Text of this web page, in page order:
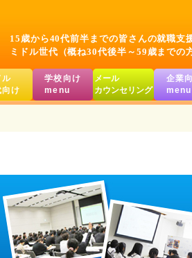
15歳から40代前半までの皆さんの就職支
ミドル世代（概ね30代後半～59歳までの
ル
向け
学校向け
menu
メール
カウンセリング
企業
menu